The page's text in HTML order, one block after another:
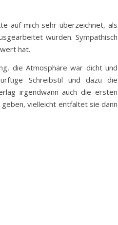
auf mich sehr überzeichnet, als
wurden. Sympathisch
hat.
die Atmosphäre war dicht und
Schreibstil und dazu die
irgendwann auch die ersten
vielleicht entfaltet sie dann